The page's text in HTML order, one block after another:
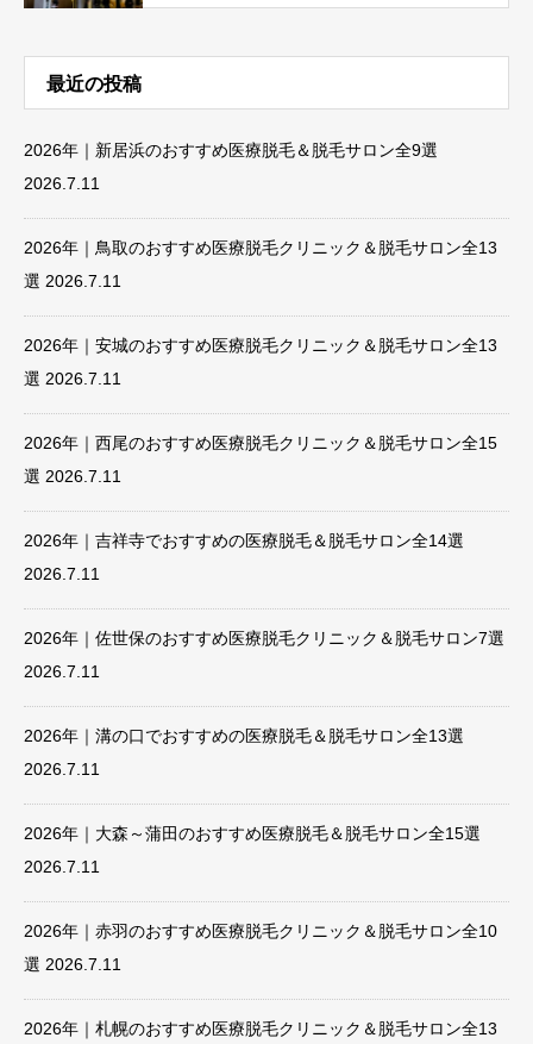
最近の投稿
2026年｜新居浜のおすすめ医療脱毛＆脱毛サロン全9選
2026.7.11
2026年｜鳥取のおすすめ医療脱毛クリニック＆脱毛サロン全13
選 2026.7.11
2026年｜安城のおすすめ医療脱毛クリニック＆脱毛サロン全13
選 2026.7.11
2026年｜西尾のおすすめ医療脱毛クリニック＆脱毛サロン全15
選 2026.7.11
2026年｜吉祥寺でおすすめの医療脱毛＆脱毛サロン全14選
2026.7.11
2026年｜佐世保のおすすめ医療脱毛クリニック＆脱毛サロン7選
2026.7.11
2026年｜溝の口でおすすめの医療脱毛＆脱毛サロン全13選
2026.7.11
2026年｜大森～蒲田のおすすめ医療脱毛＆脱毛サロン全15選
2026.7.11
2026年｜赤羽のおすすめ医療脱毛クリニック＆脱毛サロン全10
選 2026.7.11
2026年｜札幌のおすすめ医療脱毛クリニック＆脱毛サロン全13